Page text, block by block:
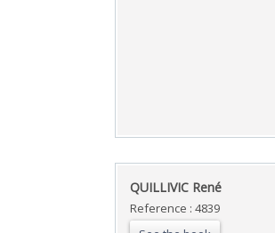
‎QUILLIVIC René‎
Reference : 4839